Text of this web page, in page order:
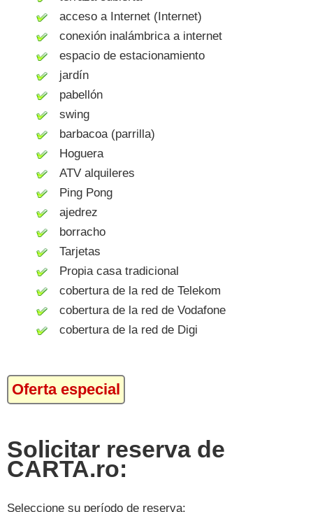
acceso a Internet (Internet)
conexión inalámbrica a internet
espacio de estacionamiento
jardín
pabellón
swing
barbacoa (parrilla)
Hoguera
ATV alquileres
Ping Pong
ajedrez
borracho
Tarjetas
Propia casa tradicional
cobertura de la red de Telekom
cobertura de la red de Vodafone
cobertura de la red de Digi
Oferta especial
Solicitar reserva de
CARTA.ro:
Seleccione su período de reserva: